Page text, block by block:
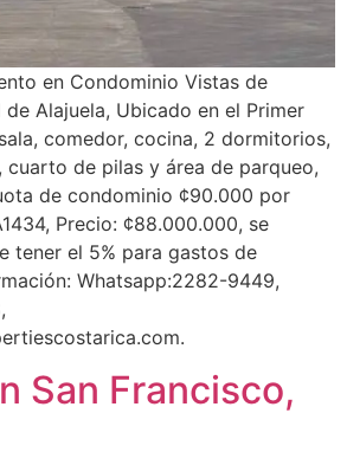
en Condominio Vistas de
de Alajuela, Ubicado en el Primer
comedor, cocina, 2 dormitorios,
cuarto de pilas y área de parqueo,
de condominio ¢90.000 por
Precio: ¢88.000.000, se
tener el 5% para gastos de
Whatsapp:2282-9449,
San Francisco,